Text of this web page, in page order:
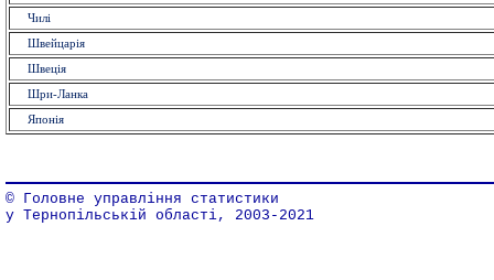
Чилі
Швейцарія
Швеція
Шри-Ланка
Японія
© Головне управління статистики
у Тернопільській області, 2003-2021